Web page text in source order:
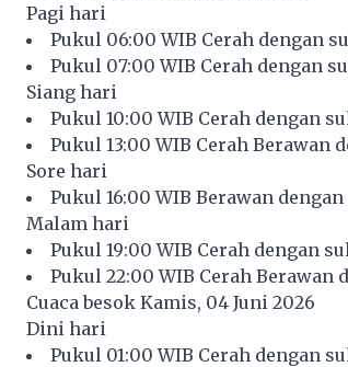
Pagi hari
Pukul 06:00 WIB Cerah dengan
Pukul 07:00 WIB Cerah dengan
Siang hari
Pukul 10:00 WIB Cerah dengan
Pukul 13:00 WIB Cerah Berawan
Sore hari
Pukul 16:00 WIB Berawan dengan
Malam hari
Pukul 19:00 WIB Cerah dengan
Pukul 22:00 WIB Cerah Berawan
Cuaca besok Kamis, 04 Juni 2026
Dini hari
Pukul 01:00 WIB Cerah dengan